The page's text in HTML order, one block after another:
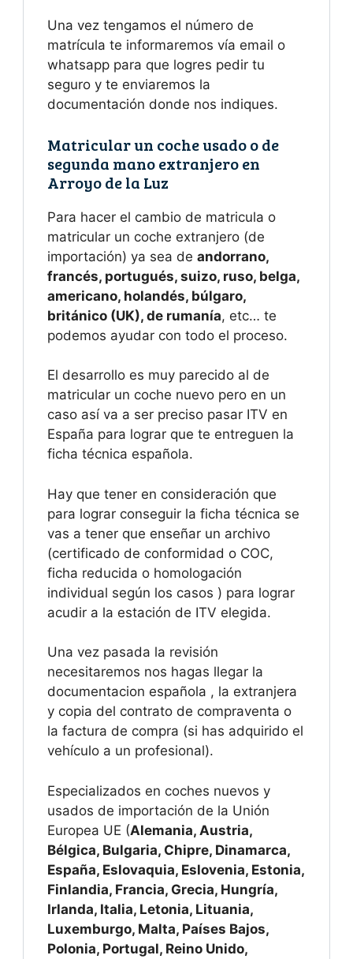
Una vez tengamos el número de
matrícula te informaremos vía email o
whatsapp para que logres pedir tu
seguro y te enviaremos la
documentación donde nos indiques.
Matricular un coche usado o de
segunda mano extranjero en
Arroyo de la Luz
Para hacer el cambio de matricula o
matricular un coche extranjero (de
importación) ya sea de andorrano,
francés, portugués, suizo, ruso, belga,
americano, holandés, búlgaro,
británico (UK), de rumanía, etc… te
podemos ayudar con todo el proceso.
El desarrollo es muy parecido al de
matricular un coche nuevo pero en un
caso así va a ser preciso pasar ITV en
España para lograr que te entreguen la
ficha técnica española.
Hay que tener en consideración que
para lograr conseguir la ficha técnica se
vas a tener que enseñar un archivo
(certificado de conformidad o COC,
ficha reducida o homologación
individual según los casos ) para lograr
acudir a la estación de ITV elegida.
Una vez pasada la revisión
necesitaremos nos hagas llegar la
documentacion española , la extranjera
y copia del contrato de compraventa o
la factura de compra (si has adquirido el
vehículo a un profesional).
Especializados en coches nuevos y
usados de importación de la Unión
Europea UE (Alemania, Austria,
Bélgica, Bulgaria, Chipre, Dinamarca,
España, Eslovaquia, Eslovenia, Estonia,
Finlandia, Francia, Grecia, Hungría,
Irlanda, Italia, Letonia, Lituania,
Luxemburgo, Malta, Países Bajos,
Polonia, Portugal, Reino Unido,